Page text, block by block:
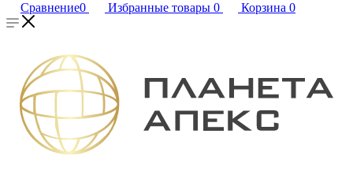
Сравнение0 Избранные товары 0 Корзина 0